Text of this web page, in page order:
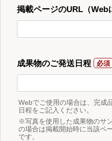
掲載ページのURL（Web
成果物のご発送日程
Webでご使用の場合は、完成
日程をご記入ください。
※写真を使用した成果物のサ
の場合は掲載開始時に当該ペ
です。